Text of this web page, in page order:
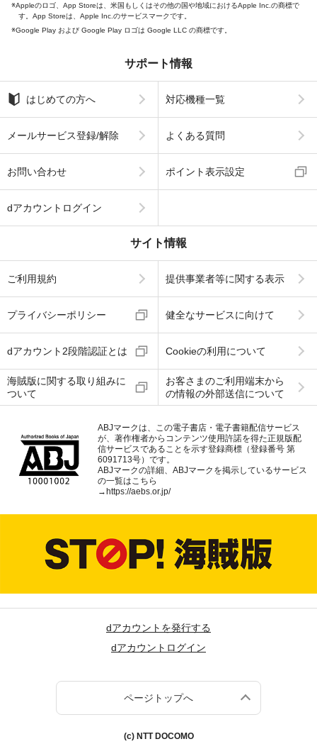
Appleのロゴ、App Storeは、米国もしくはその他の国や地域におけるApple Inc.の商標で
す。App Storeは、Apple Inc.のサービスマークです。
Google Play および Google Play ロゴは Google LLC の商標です。
サポート情報
はじめての方へ 対応機種一覧
メールサービス登録/解除 よくある質問
お問い合わせ ポイント表示設定
dアカウントログイン
サイト情報
ご利用規約 提供事業者等に関する表示
プライバシーポリシー 健全なサービスに向けて
dアカウント2段階認証とは Cookieの利用について
海賊版に関する取り組みに
ついて
お客さまのご利用端末から
の情報の外部送信について
ABJマークは、この電子書店・電子書籍配信サービス
が、著作権者からコンテンツ使用許諾を得た正規版配
信サービスであることを示す登録商標（登録番号 第
6091713号）です。
ABJマークの詳細、ABJマークを掲示しているサービス
の一覧はこちら
→https://aebs.or.jp/
dアカウントを発行する
dアカウントログイン
ページトップへ
(c) NTT DOCOMO